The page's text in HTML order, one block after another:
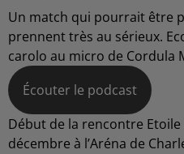
Un match qui pourrait être
prennent très au sérieux.
carolo au micro de Cordula
Écouter le podcast
Début de la rencontre
décembre à l’Aréna de